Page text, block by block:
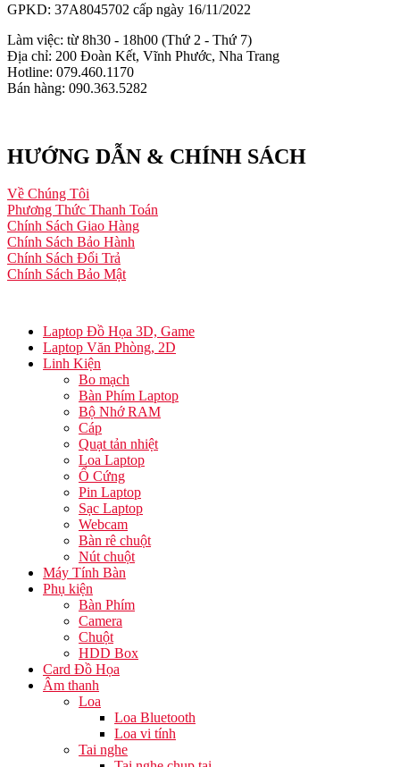
GPKD: 37A8045702 cấp ngày 16/11/2022
Làm việc: từ 8h30 - 18h00 (Thứ 2 - Thứ 7)
Địa chỉ: 200 Đoàn Kết, Vĩnh Phước, Nha Trang
Hotline: 079.460.1170
Bán hàng: 090.363.5282
HƯỚNG DẪN & CHÍNH SÁCH
Về Chúng Tôi
Phương Thức Thanh Toán
Chính Sách Giao Hàng
Chính Sách Bảo Hành
Chính Sách Đổi Trả
Chính Sách Bảo Mật
Laptop Đồ Họa 3D, Game
Laptop Văn Phòng, 2D
Linh Kiện
Bo mạch
Bàn Phím Laptop
Bộ Nhớ RAM
Cáp
Quạt tản nhiệt
Loa Laptop
Ổ Cứng
Pin Laptop
Sạc Laptop
Webcam
Bàn rê chuột
Nút chuột
Máy Tính Bàn
Phụ kiện
Bàn Phím
Camera
Chuột
HDD Box
Card Đồ Họa
Âm thanh
Loa
Loa Bluetooth
Loa vi tính
Tai nghe